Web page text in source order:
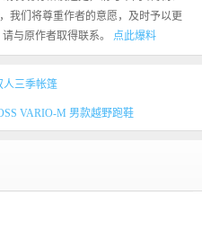
，我们将尊重作者的意愿，及时予以更
与原作者取得联系。 点此爆料
人三季帐篷
VARIO-M 男款越野跑鞋